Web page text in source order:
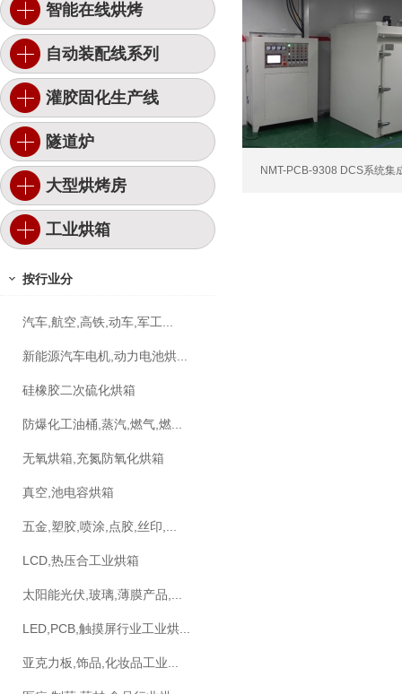
智能在线烘烤
自动装配线系列
灌胶固化生产线
隧道炉
大型烘烤房
工业烘箱
按行业分
汽车,航空,高铁,动车,军工...
新能源汽车电机,动力电池烘...
硅橡胶二次硫化烘箱
防爆化工油桶,蒸汽,燃气,燃...
无氧烘箱,充氮防氧化烘箱
真空,池电容烘箱
五金,塑胶,喷涂,点胶,丝印,...
LCD,热压合工业烘箱
太阳能光伏,玻璃,薄膜产品,...
LED,PCB,触摸屏行业工业烘...
亚克力板,饰品,化妆品工业...
NMT-PCB-9308 DCS系统集